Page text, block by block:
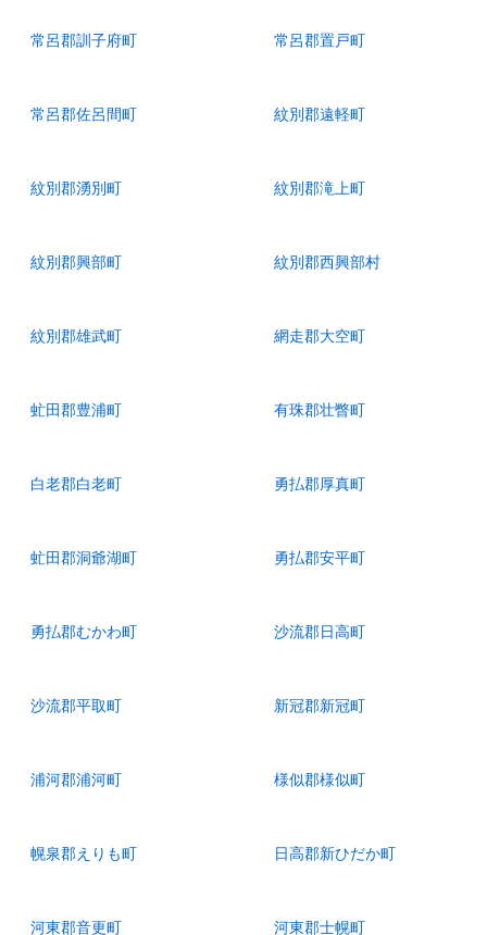
常呂郡訓子府町 常呂郡置戸町
常呂郡佐呂間町 紋別郡遠軽町
紋別郡湧別町 紋別郡滝上町
紋別郡興部町 紋別郡西興部村
紋別郡雄武町 網走郡大空町
虻田郡豊浦町 有珠郡壮瞥町
白老郡白老町 勇払郡厚真町
虻田郡洞爺湖町 勇払郡安平町
勇払郡むかわ町 沙流郡日高町
沙流郡平取町 新冠郡新冠町
浦河郡浦河町 様似郡様似町
幌泉郡えりも町 日高郡新ひだか町
河東郡音更町 河東郡士幌町